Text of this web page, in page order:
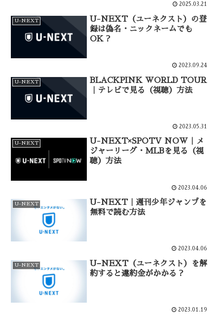
2025.03.21
U-NEXT
U-NEXT（ユーネクスト）の登
録は偽名・ニックネームでも
OK？
2023.09.24
U-NEXT
BLACKPINK WORLD TOUR
｜テレビで見る（視聴）方法
2023.05.31
U-NEXT
U-NEXT×SPOTV NOW｜メ
ジャーリーグ・MLBを見る（視
聴）方法
2023.04.06
U-NEXT
U-NEXT｜週刊少年ジャンプを
無料で読む方法
2023.04.06
U-NEXT
U−NEXT（ユーネクスト）を解
約すると違約金がかかる？
2023.01.19